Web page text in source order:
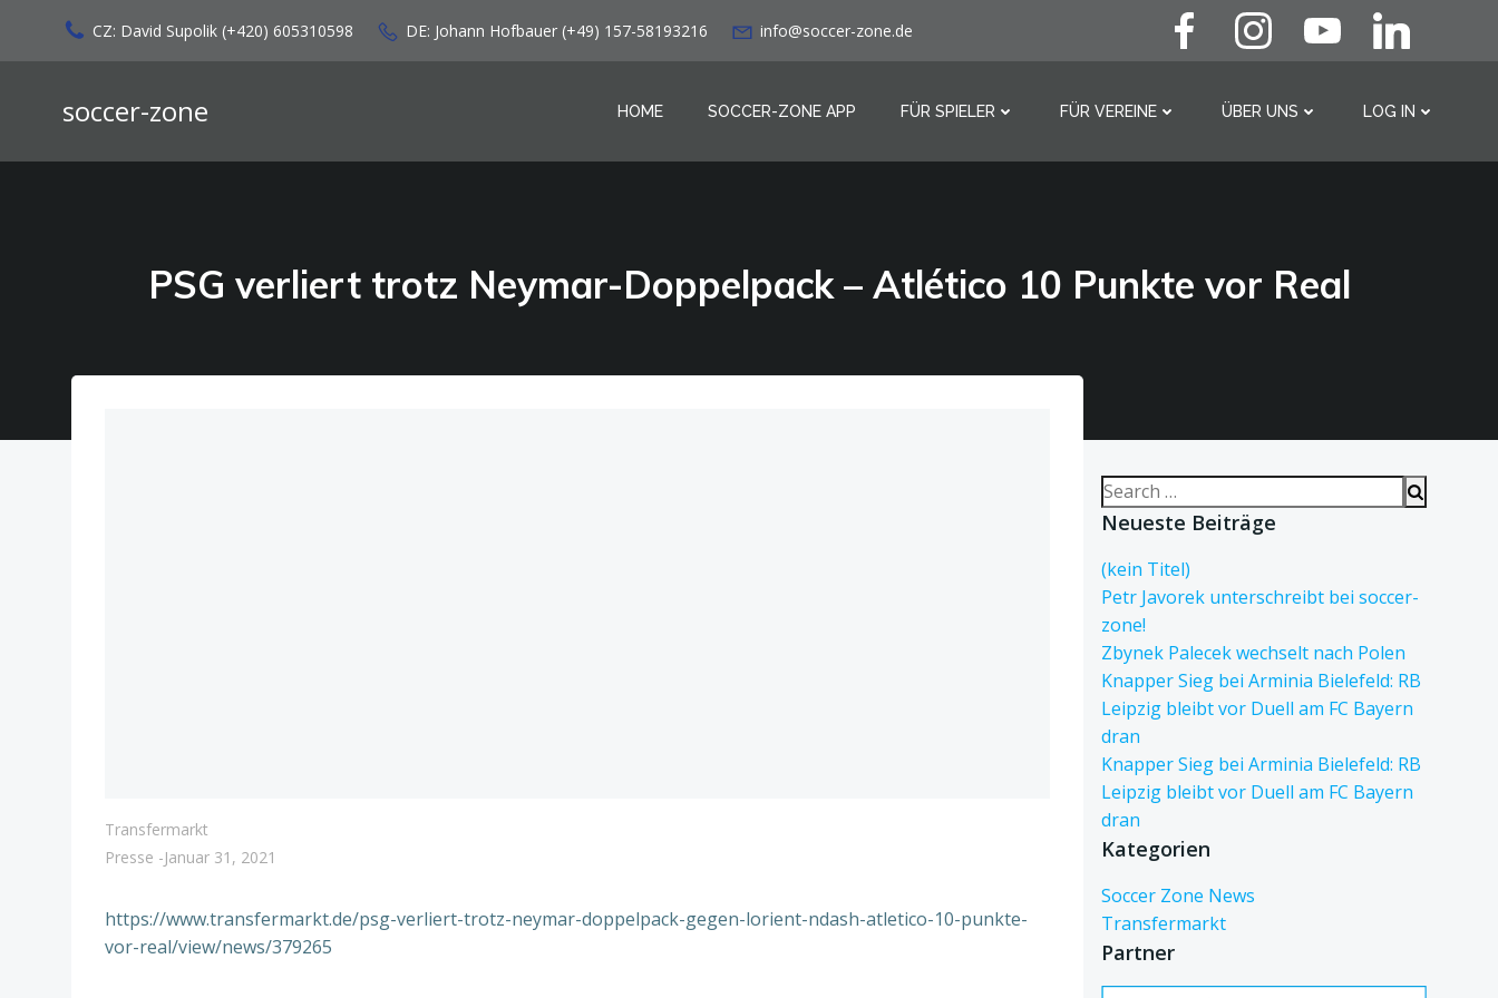
springen
CZ: David Supolik (+420) 605310598 DE: Johann Hofbauer (+49) 157-58193216 info@soccer-zone.de
soccer-zone HOME SOCCER-ZONE APP FÜR SPIELER FÜR VEREINE ÜBER UNS LOG IN
PSG verliert trotz Neymar-Doppelpack – Atlético 10 Punkte vor Real
Transfermarkt
Presse -Januar 31, 2021
https://www.transfermarkt.de/psg-verliert-trotz-neymar-doppelpack-gegen-lorient-ndash-atletico-10-punkte-
vor-real/view/news/379265
Search
for:
Neueste Beiträge
(kein Titel)
Petr Javorek unterschreibt bei soccer-
zone!
Zbynek Palecek wechselt nach Polen
Knapper Sieg bei Arminia Bielefeld: RB
Leipzig bleibt vor Duell am FC Bayern
dran
Knapper Sieg bei Arminia Bielefeld: RB
Leipzig bleibt vor Duell am FC Bayern
dran
Kategorien
Soccer Zone News
Transfermarkt
Partner